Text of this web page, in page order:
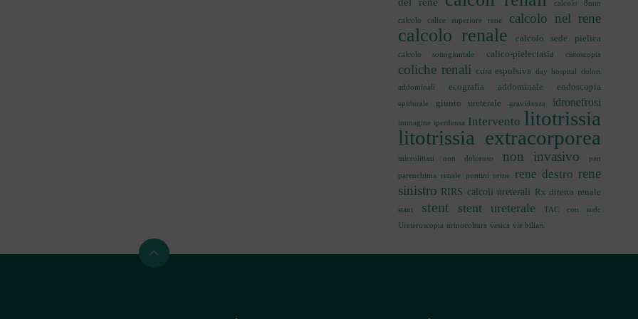
calcolo 8mm
calcolo calice superiore rene calcolo nel rene
calcolo renale calcolo sede pielica
calcolo sottogiuntale calico-pielectasia cistoscopia
coliche renali cura espulsiva day hospital
dolori
addominali
ecografia addominale endoscopia
epidurale giunto ureterale gravidanza idronefrosi
immagine iperdensa Intervento litotrissia
litotrissia extracorporea
microlitiasi non doloroso non invasivo pan
parenchima renale puntini urine rene destro rene
sinistro RIRS calcoli ureterali Rx diretta renale
stant stent stent ureterale
TAC con mdc
Ureteroscopia urinocoltura vesica vie biliari